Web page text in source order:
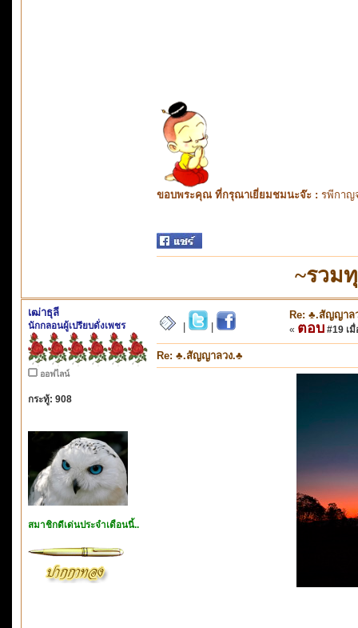
ขอบพระคุณ ที่กรุณาเยี่ยมชมนะจ๊ะ : รพีกาญ
~รวม
เฒ่าธุลี
นักกลอนผู้เปรียบดั่งเพชร
ออฟไลน์
กระทู้: 908
สมาชิกดีเด่นประจำเดือนนี้..
Re: ♣.สัญญาล
« ตอบ #19 เมื่
Re: ♣.สัญญาลวง.♣